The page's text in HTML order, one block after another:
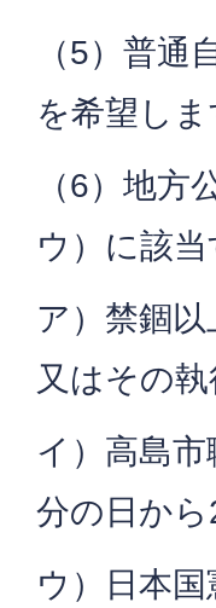
（5）普
を希望しま
（6）地
ウ）に該
ア）禁錮
又はその
イ）高島
分の日か
ウ）日本